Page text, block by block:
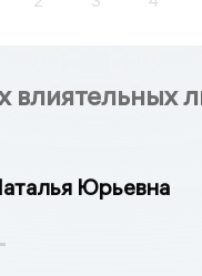
влиятельных
Юрьевна